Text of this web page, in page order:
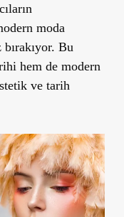
moda
Bu
hem de modern
ve tarih